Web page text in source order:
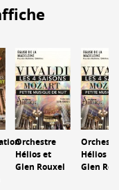
Orchestre
Hélios et
Glen Rouxel
Hélios et
Glen